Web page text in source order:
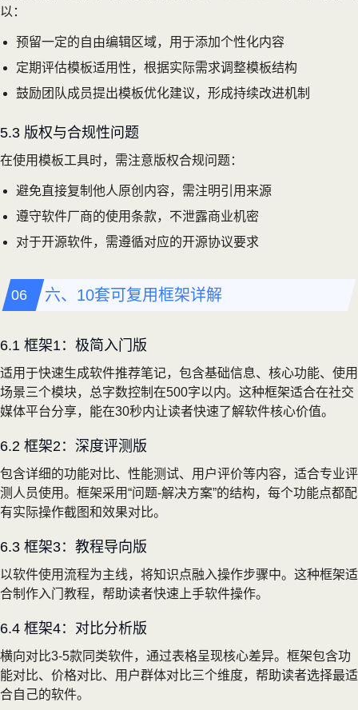
以：
预留一定的自由编辑区域，用于添加个性化内容
定期评估模板适用性，根据实际需求调整模板结构
鼓励团队成员提出模板优化建议，形成持续改进机制
5.3 版权与合规性问题
在使用模板工具时，需注意版权合规问题：
避免直接复制他人原创内容，需注明引用来源
遵守软件厂商的使用条款，不泄露商业机密
对于开源软件，需遵循对应的开源协议要求
六、10套可复用框架详解
6.1 框架1：极简入门版
适用于快速生成软件推荐笔记，包含基础信息、核心功能、使用
场景三个模块，总字数控制在500字以内。这种框架适合在社交
媒体平台分享，能在30秒内让读者快速了解软件核心价值。
6.2 框架2：深度评测版
包含详细的功能对比、性能测试、用户评价等内容，适合专业评
测人员使用。框架采用“问题-解决方案”的结构，每个功能点都配
有实际操作截图和效果对比。
6.3 框架3：教程导向版
以软件使用流程为主线，将知识点融入操作步骤中。这种框架适
合制作入门教程，帮助读者快速上手软件操作。
6.4 框架4：对比分析版
横向对比3-5款同类软件，通过表格呈现核心差异。框架包含功
能对比、价格对比、用户群体对比三个维度，帮助读者选择最适
合自己的软件。